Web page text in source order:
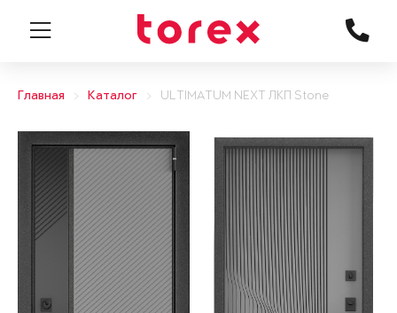
Главная Каталог ULTIMATUM NEXT ЛКП Stone